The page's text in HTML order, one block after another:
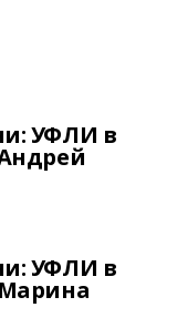
УФЛИ в
УФЛИ в